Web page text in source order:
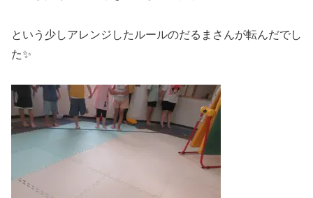
という少しアレンジしたルールのだるまさんが転んだでし
た✨